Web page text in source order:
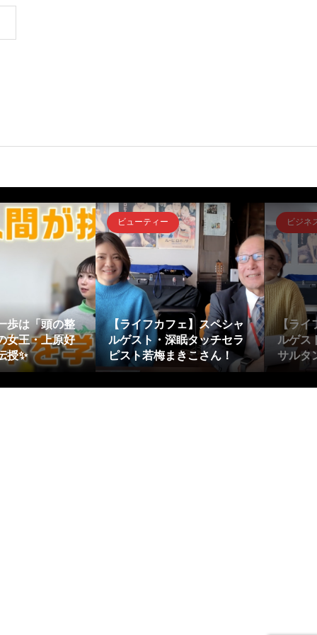
歩は「頭の整
女王・上原好
授✨
ビューティー
【ライフカフェ】スペシャ
ルゲスト・深眠タッチセラ
ピスト若梅まきこさん！
ビジネ
【ラ
ルゲス
サルタ